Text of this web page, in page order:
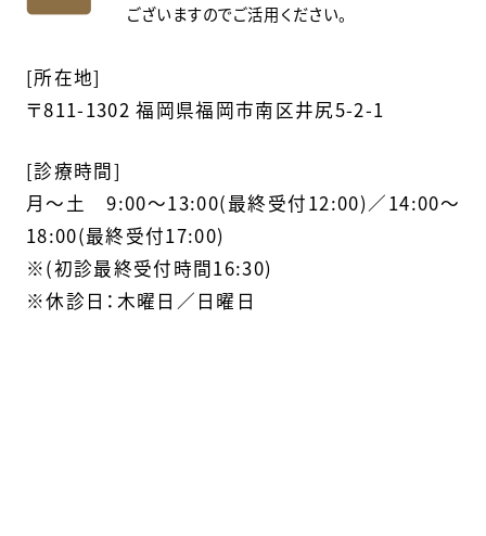
ございますのでご活用ください。
[所在地]
〒811-1302 福岡県福岡市南区井尻5-2-1
[診療時間]
月〜土 9:00～13:00(最終受付12:00)／14:00～
18:00(最終受付17:00)
※(初診最終受付時間16:30)
※休診日：木曜日／日曜日